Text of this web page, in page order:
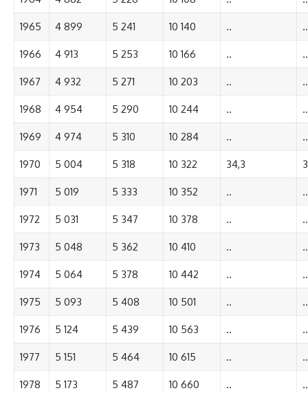
1965 4 899 5 241 10 140 .. ..
1966 4 913 5 253 10 166 .. ..
1967 4 932 5 271 10 203 .. ..
1968 4 954 5 290 10 244 .. ..
1969 4 974 5 310 10 284 .. ..
1970 5 004 5 318 10 322 34,3
1971 5 019 5 333 10 352 .. ..
1972 5 031 5 347 10 378 .. ..
1973 5 048 5 362 10 410 .. ..
1974 5 064 5 378 10 442 .. ..
1975 5 093 5 408 10 501 .. ..
1976 5 124 5 439 10 563 .. ..
1977 5 151 5 464 10 615 .. ..
1978 5 173 5 487 10 660 .. ..